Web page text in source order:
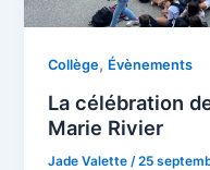
Collège, Évènements
La célébration
Marie Rivier
Jade Valette/25